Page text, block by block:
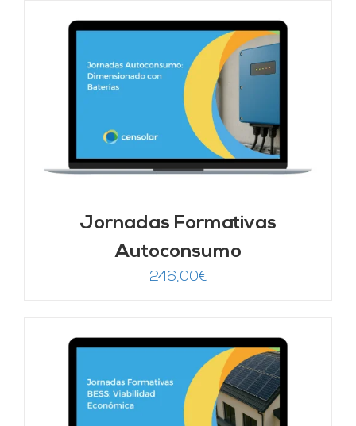
Jornadas Formativas
Autoconsumo
246,00€